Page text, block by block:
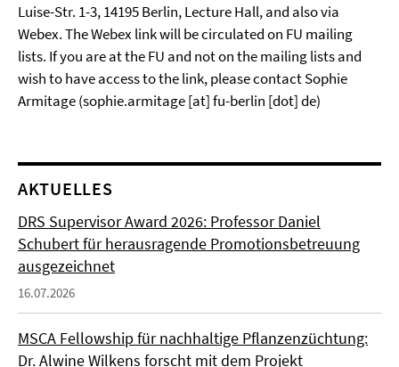
Luise-Str. 1-3, 14195 Berlin, Lecture Hall, and also via
Webex. The Webex link will be circulated on FU mailing
lists. If you are at the FU and not on the mailing lists and
wish to have access to the link, please contact Sophie
Armitage (sophie.armitage [at] fu-berlin [dot] de)
AKTUELLES
DRS Supervisor Award 2026: Professor Daniel
Schubert für herausragende Promotionsbetreuung
ausgezeichnet
16.07.2026
MSCA Fellowship für nachhaltige Pflanzenzüchtung:
Dr. Alwine Wilkens forscht mit dem Projekt